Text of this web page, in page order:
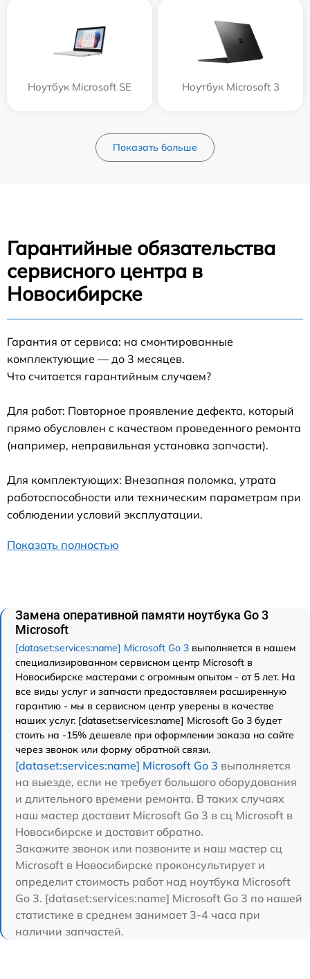
Ноутбук Microsoft SE Ноутбук Microsoft 3
Показать больше
Гарантийные обязательства
сервисного центра в
Новосибирске
Гарантия от сервиса: на смонтированные
комплектующие — до 3 месяцев.
Что считается гарантийным случаем?
Для работ: Повторное проявление дефекта, который
прямо обусловлен с качеством проведенного ремонта
(например, неправильная установка запчасти).
Для комплектующих: Внезапная поломка, утрата
работоспособности или техническим параметрам при
соблюдении условий эксплуатации.
Показать полностью
Замена оперативной памяти ноутбука Go 3
Microsoft
[dataset:services:name] Microsoft Go 3 выполняется в нашем
специализированном сервисном центр Microsoft в
Новосибирске мастерами с огромным опытом - от 5 лет. На
все виды услуг и запчасти предоставляем расширенную
гарантию - мы в сервисном центр уверены в качестве
наших услуг. [dataset:services:name] Microsoft Go 3 будет
стоить на -15% дешевле при оформлении заказа на сайте
через звонок или форму обратной связи.
[dataset:services:name] Microsoft Go 3 выполняется
на выезде, если не требует большого оборудования
и длительного времени ремонта. В таких случаях
наш мастер доставит Microsoft Go 3 в сц Microsoft в
Новосибирске и доставит обратно.
Закажите звонок или позвоните и наш мастер сц
Microsoft в Новосибирске проконсультирует и
определит стоимость работ над ноутбука Microsoft
Go 3. [dataset:services:name] Microsoft Go 3 по нашей
статистике в среднем занимает 3-4 часа при
наличии запчастей.